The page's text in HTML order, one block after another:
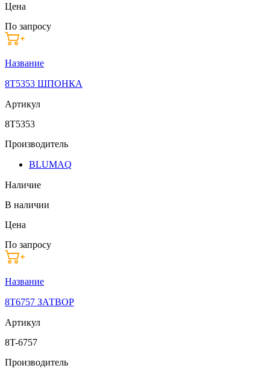
Цена
По запросу
Название
8T5353 ШПОНКА
Артикул
8T5353
Производитель
BLUMAQ
Наличие
В наличии
Цена
По запросу
Название
8T6757 ЗАТВОР
Артикул
8T-6757
Производитель